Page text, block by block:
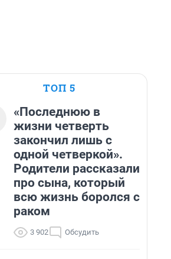
ТОП 5
«Последнюю в
жизни четверть
закончил лишь с
одной четверкой».
Родители рассказали
про сына, который
всю жизнь боролся с
раком
3 902 Обсудить